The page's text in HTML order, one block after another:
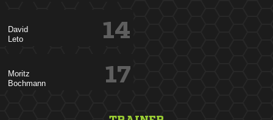


14


17